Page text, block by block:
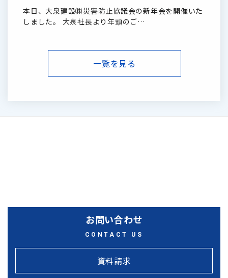
本日、大泉建設㈱災害防止協議会の新年会を開催いた
しました。 大泉社長より年頭のご…
一覧を見る
お問い合わせ
CONTACT US
資料請求